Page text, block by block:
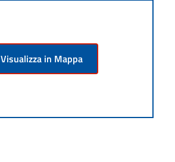
Visualizza in Mappa